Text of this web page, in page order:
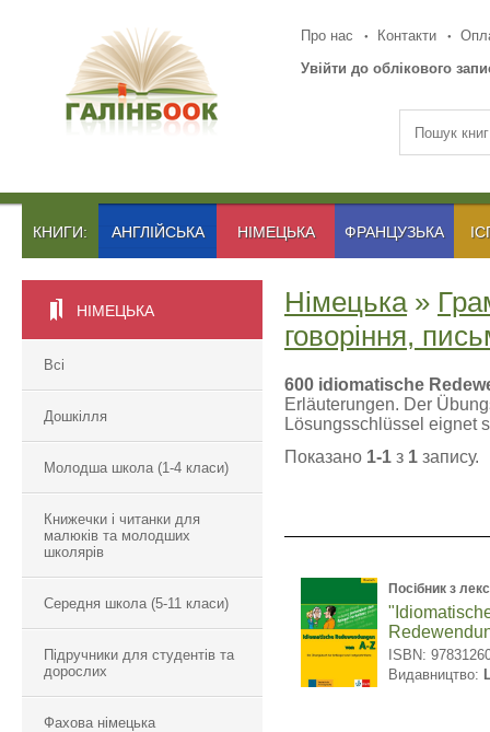
Про нас Контакти
Увійти до облікового
КНИГИ: АНГЛІЙСЬКА НІМЕЦЬКА ФРАНЦУЗЬКА
НІМЕЦЬКА
Всі
Дошкілля
Молодша школа (1-4 класи)
Книжечки і читанки для
малюків та молодших
школярів
Середня школа (5-11 класи)
Підручники для студентів та
дорослих
Фахова німецька
Німецька»
говоріння,
600 idiomatische
Erläuterungen. Der
Lösungsschlüssel eignet
Показано 1-1 з 1 запису.
Посібник з
ISBN:
Видавництво: